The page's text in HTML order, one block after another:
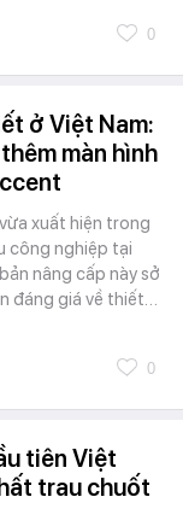
0
ở Việt Nam:
màn hình
xuất hiện trong
công nghiệp tại
nâng cấp này sở
đáng giá về thiết…
0
tiên Việt
trau chuốt